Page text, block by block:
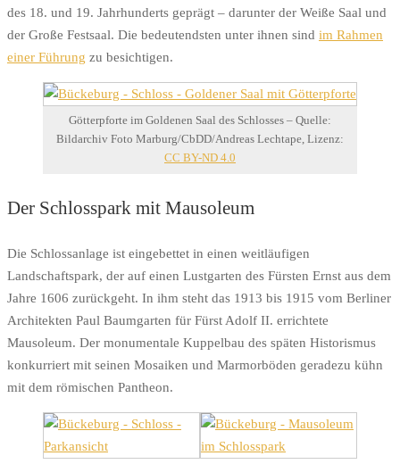
des 18. und 19. Jahrhunderts geprägt – darunter der Weiße Saal und
der Große Festsaal. Die bedeutendsten unter ihnen sind im Rahmen
einer Führung zu besichtigen.
Götterpforte im Goldenen Saal des Schlosses – Quelle:
Bildarchiv Foto Marburg/CbDD/Andreas Lechtape, Lizenz:
CC BY-ND 4.0
Der Schlosspark mit Mausoleum
Die Schlossanlage ist eingebettet in einen weitläufigen
Landschaftspark, der auf einen Lustgarten des Fürsten Ernst aus dem
Jahre 1606 zurückgeht. In ihm steht das 1913 bis 1915 vom Berliner
Architekten Paul Baumgarten für Fürst Adolf II. errichtete
Mausoleum. Der monumentale Kuppelbau des späten Historismus
konkurriert mit seinen Mosaiken und Marmorböden geradezu kühn
mit dem römischen Pantheon.